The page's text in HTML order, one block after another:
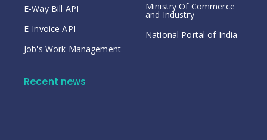
E-Way Bill API
E-Invoice API
Job's Work Management
Ministry Of Commerce
and Industry
National Portal of India
Recent news